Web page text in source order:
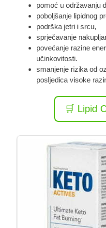
pomoć u održavanju
poboljšanje lipidnog
podrška jetri i srcu,
sprječavanje
povećanje razine
učinkovitosti.
smanjenje rizika od
posljedica visoke
🛒 Lipid